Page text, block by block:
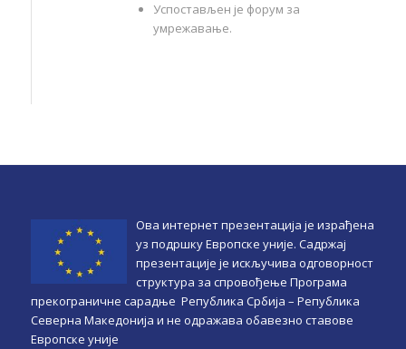
Успостављен је форум за
умрежавање.
Ова интернет презентација је израђена
уз подршку Европске уније. Садржај
презентације је искључива одговорност
структура за спровођење Програма
прекограничне сарадње Република Србијa – Република
Северна Македонија и не одражава обавезно ставове
Европске уније